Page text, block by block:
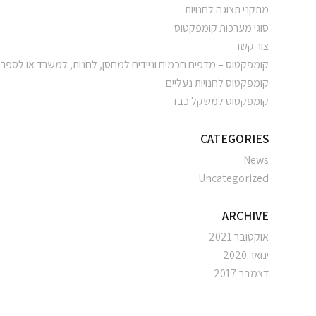
מתקני תצוגה לחנויות
סוגי מערכות קומפקטוס
צור קשר
קומפקטוס – מדפים חכמים וניידים למחסן, לחנות, למשרד או
קומפקטוס לחנויות נעליים
קומפקטוס למשקל כבד
CATEGORIES
News
Uncategorized
ARCHIVE
אוקטובר 2021
ינואר 2020
דצמבר 2017